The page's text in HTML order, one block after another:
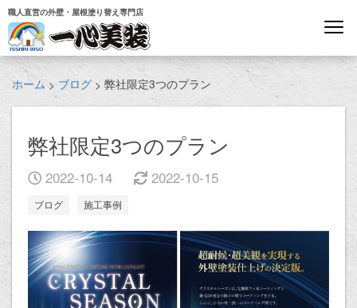
職人直営の外壁・屋根塗り替え専門店
ホーム > ブログ > 弊社限定3つのプラン
弊社限定3つのプラン
2022-10-14 2022-10-15
ブログ 施工事例